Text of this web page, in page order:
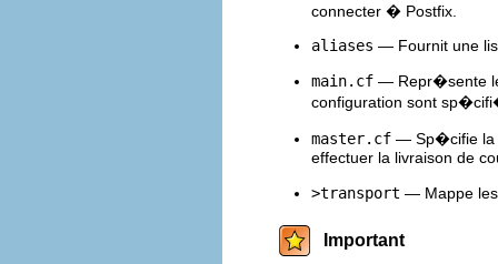
connecter � Postfix.
aliases — Fournit une
main.cf — Repr�sente
configuration sont
master.cf — Sp�cifie la
effectuer la livraison de
>transport — Mappe
Important